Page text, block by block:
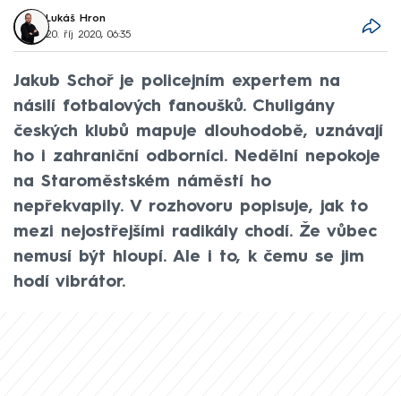
Lukáš Hron
20. říj 2020, 06:35
Jakub Schoř je policejním expertem na
násilí fotbalových fanoušků. Chuligány
českých klubů mapuje dlouhodobě, uznávají
ho i zahraniční odborníci. Nedělní nepokoje
na Staroměstském náměstí ho
nepřekvapily. V rozhovoru popisuje, jak to
mezi nejostřejšími radikály chodí. Že vůbec
nemusí být hloupí. Ale i to, k čemu se jim
hodí vibrátor.